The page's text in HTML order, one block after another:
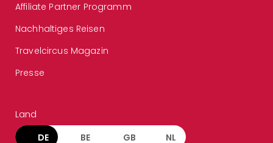
Affiliate Partner Programm
Nachhaltiges Reisen
Travelcircus Magazin
Presse
Land
DE BE GB NL